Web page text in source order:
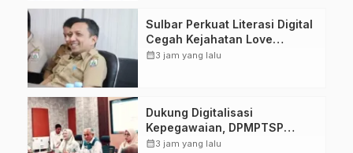
Sulbar Perkuat Literasi Digital
Cegah Kejahatan Love
Scamming
calendar_month3 jam yang lalu
Dukung Digitalisasi
Kepegawaian, DPMPTSP
Sulbar Siap Terapkan Aplikasi
calendar_month3 jam yang lalu